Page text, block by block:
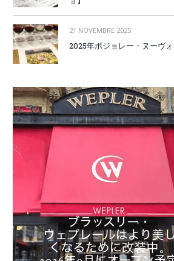
21 NOVEMBRE 2025
2025年ボジョレー・ヌーヴォ